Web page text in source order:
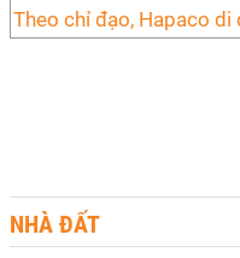
Theo chỉ đạo, Hapaco
NHÀ ĐẤT